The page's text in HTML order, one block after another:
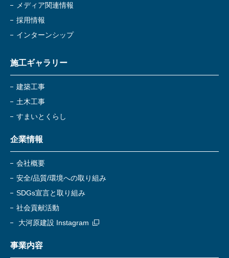
メディア関連情報
採用情報
インターンシップ
施工ギャラリー
建築工事
土木工事
すまいとくらし
企業情報
会社概要
安全/品質/環境への取り組み
SDGs宣言と取り組み
社会貢献活動
大河原建設 Instagram
事業内容